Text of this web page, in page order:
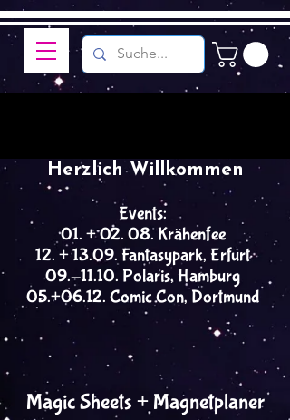
Events:
01. + 02. 08. Krähenfee
12. + 13.09. Fantasypark, Erfurt
09.-11.10. Polaris, Hamburg
05.+06.12. Comic Con, Dortmund
Herzlich Willkommen
Magic Sheets + Magnetplaner